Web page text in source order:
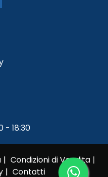
- 18:30
Condizioni di Vendita
Contatti